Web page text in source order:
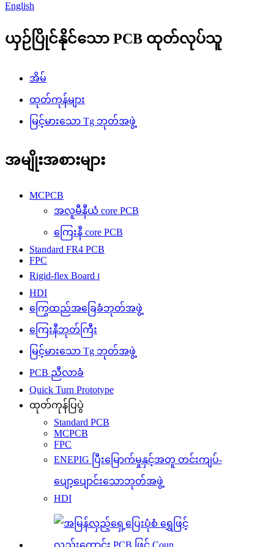
English
ယှဉ်ပြိုင်နိုင်သော PCB ထုတ်လုပ်သူ
အိမ်
ထုတ်ကုန်များ
မြင့်မားသော Tg ဘုတ်အဖွဲ့
အမျိုးအစားများ
MCPCB
အလူမီနီယံ core PCB
ကြေးနီ core PCB
Standard FR4 PCB
FPC
Rigid-flex Board ၊
HDI
ကြွေထည်အခြေခံဘုတ်အဖွဲ့
ကြေးနီဘုတ်ကြီး
မြင့်မားသော Tg ဘုတ်အဖွဲ့
PCB ညီလာခံ
Quick Turn Prototype
ထုတ်ကုန်ပြပွဲ
Standard PCB
MCPCB
FPC
ENEPIG ပြီးမြောက်မှုနှင့်အတူ တင်းကျပ်-
ပျော့ပျောင်းသောဘုတ်အဖွဲ့
HDI